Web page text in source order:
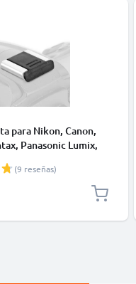
para Nikon, Canon,
Panasonic Lumix,
(9 reseñas)